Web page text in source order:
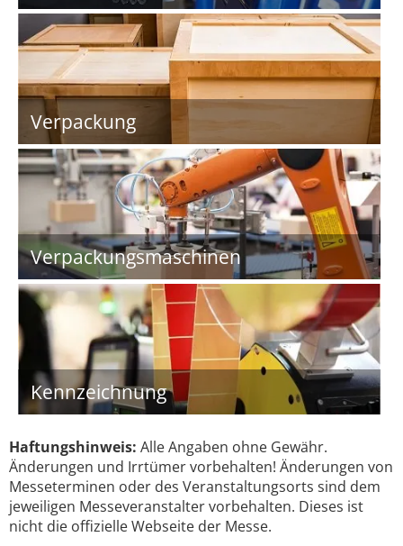
Verpackung
Verpackungsmaschinen
Kennzeichnung
Haftungshinweis: Alle Angaben ohne Gewähr.
Änderungen und Irrtümer vorbehalten! Änderungen von
Messeterminen oder des Veranstaltungsorts sind dem
jeweiligen Messeveranstalter vorbehalten. Dieses ist
nicht die offizielle Webseite der Messe.